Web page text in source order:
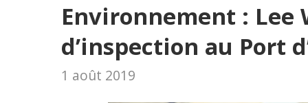
Environnement : Lee
d’inspection au Port
1 août 2019